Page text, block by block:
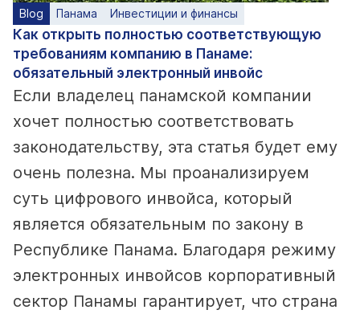
Blog Панама Инвестиции и финансы
Как открыть полностью соответствующую
требованиям компанию в Панаме:
обязательный электронный инвойс
Если владелец панамской компании
хочет полностью соответствовать
законодательству, эта статья будет ему
очень полезна. Мы проанализируем
суть цифрового инвойса, который
является обязательным по закону в
Республике Панама. Благодаря режиму
электронных инвойсов корпоративный
сектор Панамы гарантирует, что страна